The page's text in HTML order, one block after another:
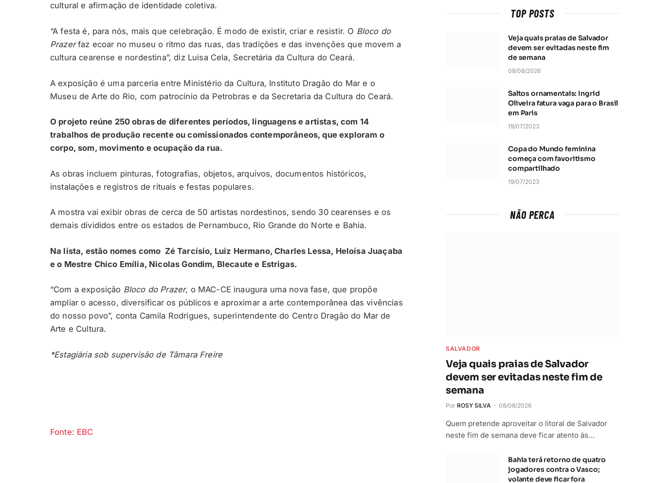
cultural e afirmação de identidade coletiva.
“A festa é, para nós, mais que celebração. É modo de existir, criar e resistir. O Bloco do
Prazerfaz ecoar no museu o ritmo das ruas, das tradições e das invenções que movem a
cultura cearense e nordestina”, diz Luisa Cela, Secretária da Cultura do Ceará.
A exposição é uma parceria entre Ministério da Cultura, Instituto Dragão do Mar e o
Museu de Arte do Rio, com patrocínio da Petrobras e da Secretaria da Cultura do Ceará.
O projeto reúne 250 obras de diferentes períodos, linguagens e artistas, com 14
trabalhos de produção recente ou comissionados contemporâneos, que exploram o
corpo, som, movimento e ocupação da rua.
As obras incluem pinturas, fotografias, objetos, arquivos, documentos históricos,
instalações e registros de rituais e festas populares.
A mostra vai exibir obras de cerca de 50 artistas nordestinos, sendo 30 cearenses e os
demais divididos entre os estados de Pernambuco, Rio Grande do Norte e Bahia.
Na lista, estão nomes como Zé Tarcísio, Luiz Hermano, Charles Lessa, Heloísa Juaçaba
e o Mestre Chico Emília, Nicolas Gondim, Blecaute e Estrigas.
“Com a exposição Bloco do Prazer, o MAC-CE inaugura uma nova fase, que propõe
ampliar o acesso, diversificar os públicos e aproximar a arte contemporânea das vivências
do nosso povo”, conta Camila Rodrigues, superintendente do Centro Dragão do Mar de
Arte e Cultura.
*Estagiária sob supervisão de Tâmara Freire
Fonte: EBC
TOP POSTS
Veja quais praias de Salvador
devem ser evitadas neste fim
de semana
08/08/2026
Saltos ornamentais: Ingrid
Oliveira fatura vaga para o Brasil
em Paris
19/07/2023
Copa do Mundo feminina
começa com favoritismo
compartilhado
19/07/2023
NÃO PERCA
SALVADOR
Veja quais praias de Salvador
devem ser evitadas neste fim de
semana
Por ROSY SILVA 08/08/2026
Quem pretende aproveitar o litoral de Salvador
neste fim de semana deve ficar atento às…
Bahia terá retorno de quatro
jogadores contra o Vasco;
volante deve ficar fora